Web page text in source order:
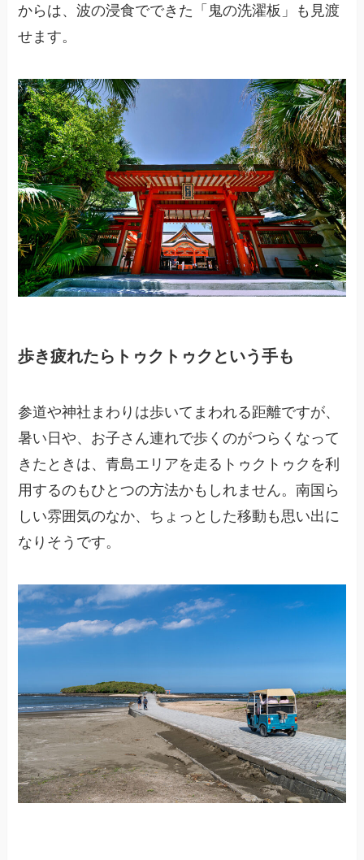
からは、波の浸食でできた「鬼の洗濯板」も見渡
せます。
歩き疲れたらトゥクトゥクという手も
参道や神社まわりは歩いてまわれる距離ですが、
暑い日や、お子さん連れで歩くのがつらくなって
きたときは、青島エリアを走るトゥクトゥクを利
用するのもひとつの方法かもしれません。南国ら
しい雰囲気のなか、ちょっとした移動も思い出に
なりそうです。